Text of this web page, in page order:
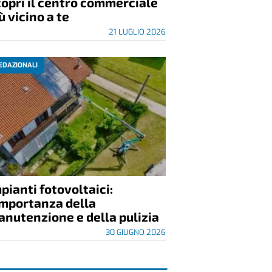
vicino a te
21 LUGLIO 2026
fotovoltaici:
della
e della pulizia
30 GIUGNO 2026